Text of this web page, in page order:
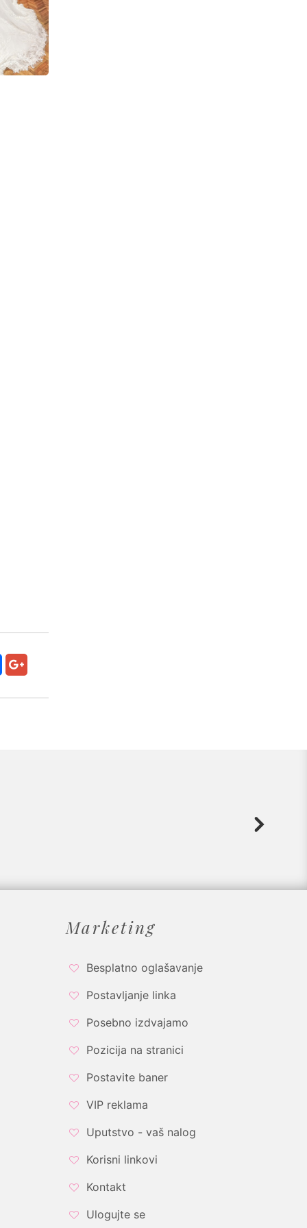
Marketing
Besplatno oglašavanje
Postavljanje linka
Posebno izdvajamo
Pozicija na stranici
Postavite baner
VIP reklama
Uputstvo - vaš nalog
Korisni linkovi
Kontakt
Ulogujte se